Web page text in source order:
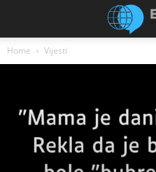
Home Vijesti